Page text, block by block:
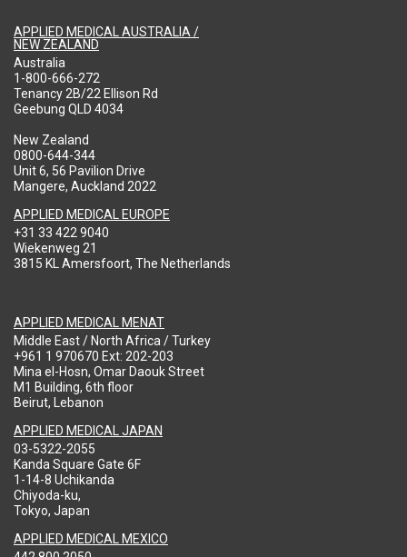
APPLIED MEDICAL AUSTRALIA /
NEW ZEALAND
Australia
1-800-666-272
Tenancy 2B/22 Ellison Rd
Geebung QLD 4034
New Zealand
0800-644-344
Unit 6, 56 Pavilion Drive
Mangere, Auckland 2022
APPLIED MEDICAL EUROPE
+31 33 422 9040
Wiekenweg 21
3815 KL Amersfoort, The Netherlands
APPLIED MEDICAL MENAT
Middle East / North Africa / Turkey
+961 1 970670 Ext: 202-203
Mina el-Hosn, Omar Daouk Street
M1 Building, 6th floor
Beirut, Lebanon
APPLIED MEDICAL JAPAN
03-5322-2055
Kanda Square Gate 6F
1-14-8 Uchikanda
Chiyoda-ku,
Tokyo, Japan
APPLIED MEDICAL MEXICO